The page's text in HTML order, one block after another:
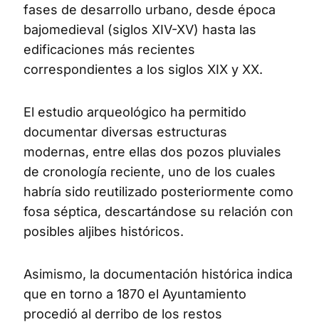
fases de desarrollo urbano, desde época
bajomedieval (siglos XIV-XV) hasta las
edificaciones más recientes
correspondientes a los siglos XIX y XX.
El estudio arqueológico ha permitido
documentar diversas estructuras
modernas, entre ellas dos pozos pluviales
de cronología reciente, uno de los cuales
habría sido reutilizado posteriormente como
fosa séptica, descartándose su relación con
posibles aljibes históricos.
Asimismo, la documentación histórica indica
que en torno a 1870 el Ayuntamiento
procedió al derribo de los restos